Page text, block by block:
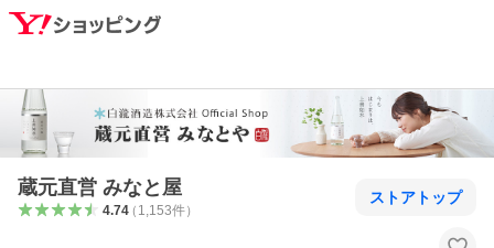
蔵元直営 みなと屋
4.74（ 1,153件）
ストアトップ